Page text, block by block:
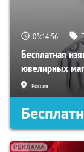
03:14:55
Бесплатная
ювелирных
Россия